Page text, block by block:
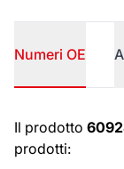
Numeri OE
Numeri OE
Il prodotto
prodotti: